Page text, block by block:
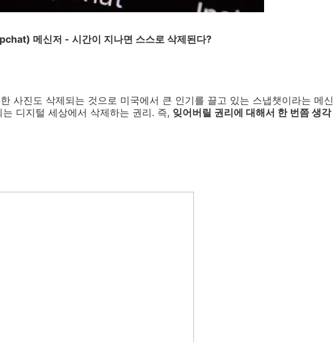
메신저 - 시간이 지나면 스스로 삭제된다?
사진도 삭제되는 것으로 미국에서 큰 인기를 끌고 있는 스냅챗이라는 메신
디지털 세상에서 삭제하는 권리. 즉, 잊어버릴 권리에 대해서 한 번쯤 생각